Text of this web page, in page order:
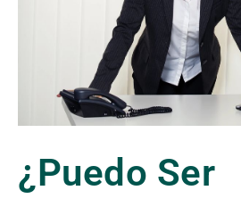
¿Puedo Ser